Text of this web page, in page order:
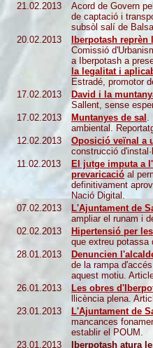
21.02.2013
Acord de Govern
de captació i
subsòl salí de
20.02.2013
Iberpotash
Comissió
a Iberpotash a
la legalitat i
Estradé, promotor
17.02.2013
David i la
Sallent, sense
17.02.2013
Muntanyes de sal .
ambiental.
12.02.2013
Oposició veïnal a
construcció
11.02.2013
El jutge imputa a
prevaricació al
definitivament
Nació Digital .
07.02.2013
L'Ajuntament de
ampliar el runam i
02.02.2013
Hipertensió per
que extreu potassa
28.01.2013
Denuncien
de la rampa
aquest motiu.
26.01.2013
Les obres
llicència plena.
23.01.2013
L'Ajuntament de
mancances
establir el POUM.
23.01.2013
Iberpotash atura